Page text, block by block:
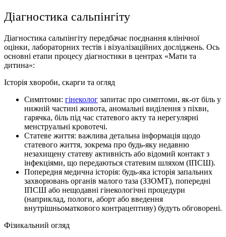
Діагностика сальпінгіту
Діагностика сальпінгіту передбачає поєднання клінічної
оцінки, лабораторних тестів і візуалізаційних досліджень. Ось
основні етапи процесу діагностики в центрах «Мати та
дитина»:
Історія хвороби, скарги та огляд
Симптоми: гінеколог запитає про симптоми, як-от біль у
нижній частині живота, аномальні виділення з піхви,
гарячка, біль під час статевого акту та нерегулярні
менструальні кровотечі.
Статеве життя: важлива детальна інформація щодо
статевого життя, зокрема про будь-яку недавню
незахищену статеву активність або відомий контакт з
інфекціями, що передаються статевим шляхом (ІПСШ).
Попередня медична історія: будь-яка історія запальних
захворювань органів малого таза (ЗЗОМТ), попередні
ІПСШ або нещодавні гінекологічні процедури
(наприклад, пологи, аборт або введення
внутрішньоматкового контрацептиву) будуть обговорені.
Фізикальний огляд